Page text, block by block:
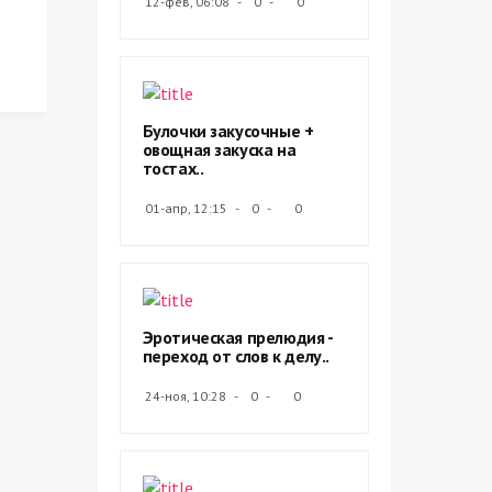
Булочки закусочные +
овощная закуска на
тостах..
01-апр, 12:15 0 0
Эротическая прелюдия -
переход от слов к делу..
24-ноя, 10:28 0 0